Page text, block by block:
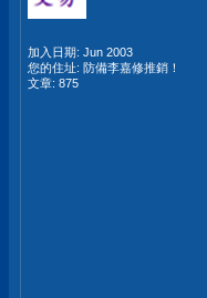
加入日期: Jun 2003
您的住址: 防備李嘉修推銷！
文章: 875